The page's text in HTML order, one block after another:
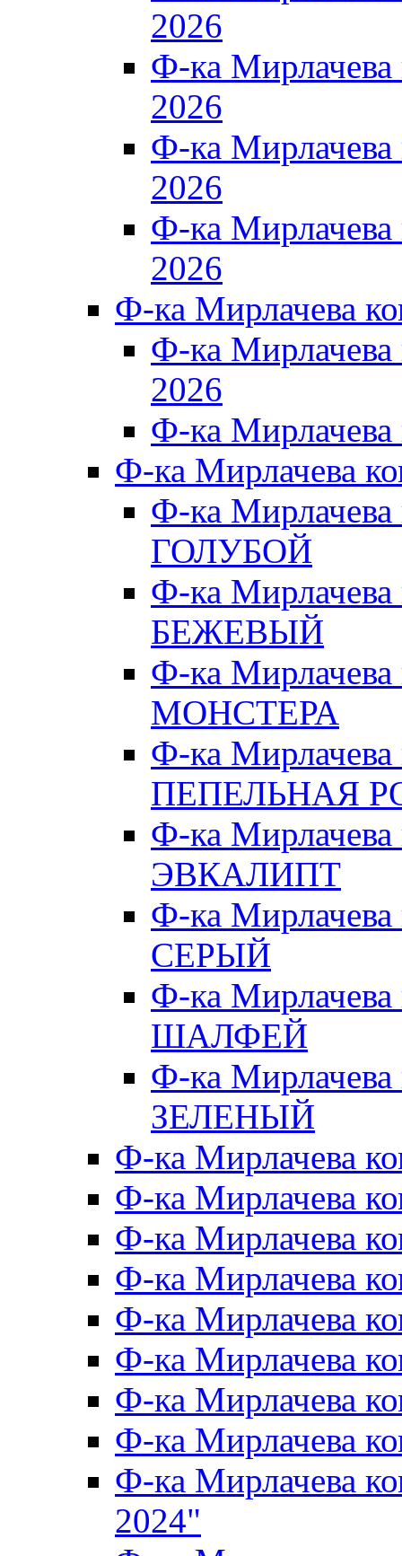
2026
Ф-ка
2026
Ф-ка
2026
Ф-ка
2026
Ф-ка Мирлачева
Ф-ка
2026
Ф-ка
Ф-ка Мирлачева
Ф-ка
ГОЛУБОЙ
Ф-ка
БЕЖЕВЫЙ
Ф-ка
МОНСТЕРА
Ф-ка
ПЕПЕЛЬНАЯ
Ф-ка
ЭВКАЛИПТ
Ф-ка
СЕРЫЙ
Ф-ка
ШАЛФЕЙ
Ф-ка
ЗЕЛЕНЫЙ
Ф-ка Мирлачева
Ф-ка Мирлачева
Ф-ка Мирлачева
Ф-ка Мирлачева
Ф-ка Мирлачева
Ф-ка Мирлачева
Ф-ка Мирлачева
Ф-ка Мирлачева
Ф-ка Мирлачева
2024"